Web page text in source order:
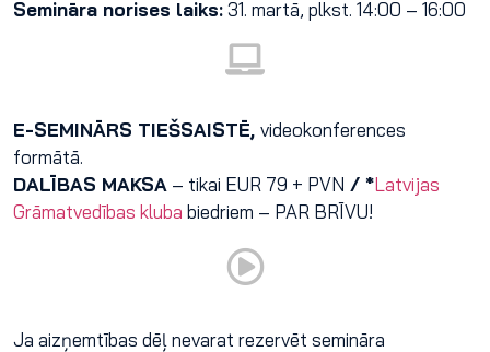
Semināra norises laiks:31. martā, plkst. 14:00 – 16:00
E-SEMINĀRS TIEŠSAISTĒ, videokonferences
formātā.
DALĪBAS MAKSA – tikai EUR 79 + PVN / *Latvijas
Grāmatvedības kluba biedriem – PAR BRĪVU!
Ja aizņemtības dēļ nevarat rezervēt semināra